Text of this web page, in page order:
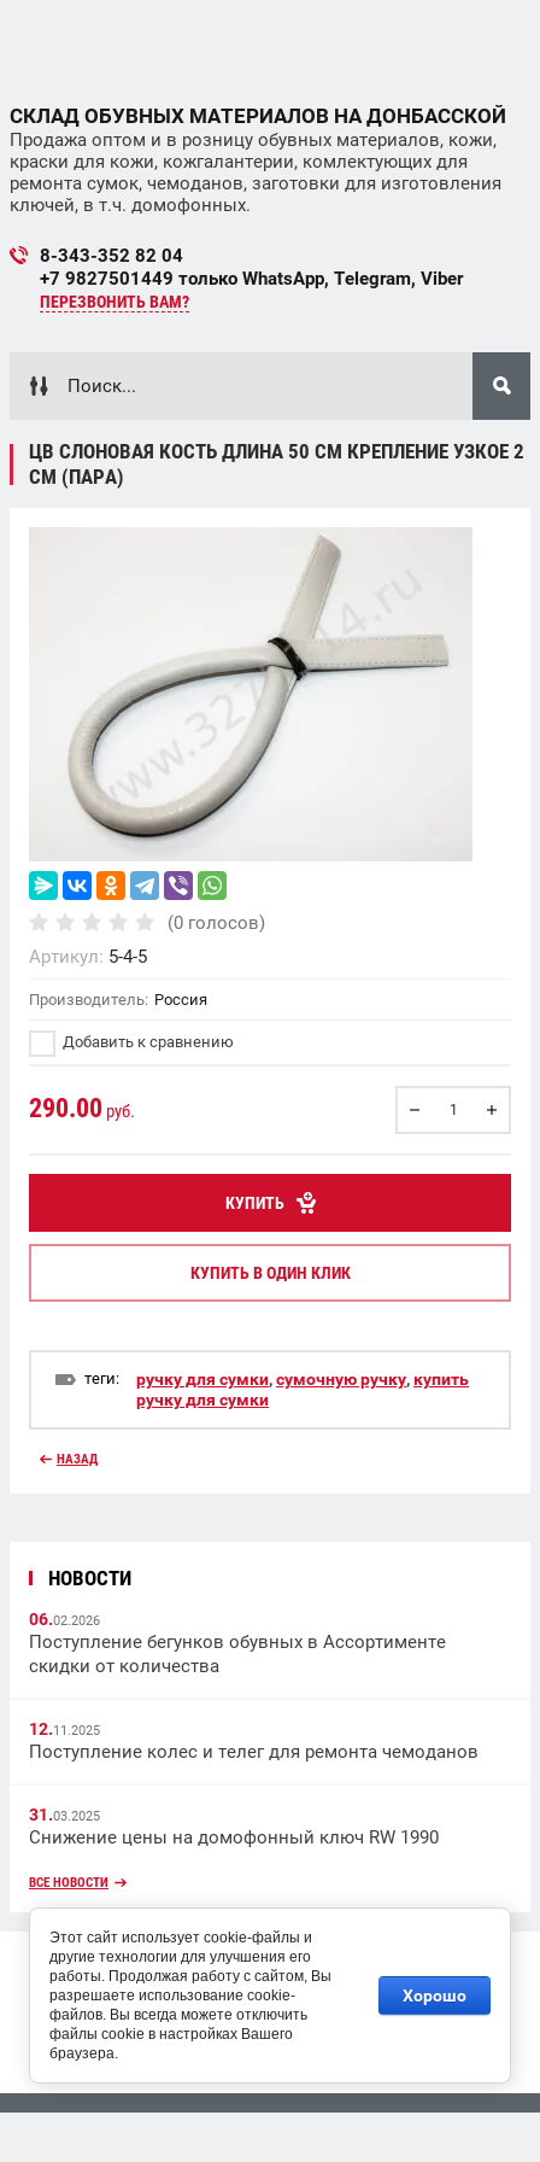
СКЛАД ОБУВНЫХ МАТЕРИАЛОВ НА ДОНБАССКОЙ
Продажа оптом и в розницу обувных материалов, кожи,
краски для кожи, кожгалантерии, комлектующих для
ремонта сумок, чемоданов, заготовки для изготовления
ключей, в т.ч. домофонных.
8-343-352 82 04
+7 9827501449 только WhatsApp, Telegram, Viber
ПЕРЕЗВОНИТЬ ВАМ?
ЦВ СЛОНОВАЯ КОСТЬ ДЛИНА 50 СМ КРЕПЛЕНИЕ УЗКОЕ 2
СМ (ПАРА)
(0 голосов)
Артикул: 5-4-5
Производитель: Россия
Добавить к сравнению
290.00 руб.
КУПИТЬ
КУПИТЬ В ОДИН КЛИК
теги: ручку для сумки,сумочную ручку,купить
ручку для сумки
НАЗАД
НОВОСТИ
06.02.2026
Поступление бегунков обувных в Ассортименте
скидки от количества
12.11.2025
Поступление колес и телег для ремонта чемоданов
31.03.2025
Снижение цены на домофонный ключ RW 1990
ВСЕ НОВОСТИ
Copyright © 2017
Этот сайт использует cookie-файлы и
другие технологии для улучшения его
работы. Продолжая работу с сайтом, Вы
разрешаете использование cookie-
файлов. Вы всегда можете отключить
файлы cookie в настройках Вашего
браузера.
Хорошо